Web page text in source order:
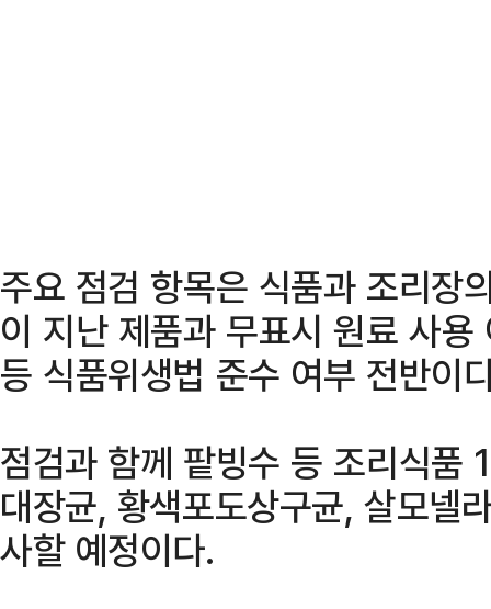
주요 점검 항목은 식품과 조리장
이 지난 제품과 무표시 원료 사
등 식품위생법 준수 여부 전반이
점검과 함께 팥빙수 등 조리식품
대장균, 황색포도상구균, 살모넬
사할 예정이다.